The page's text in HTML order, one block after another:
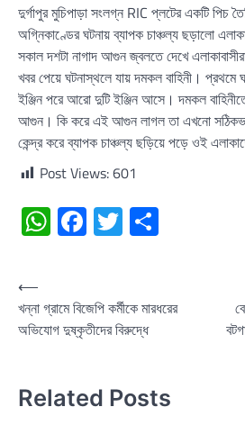
দুর্গাপুর মুচিপাড়া সংলগ্ন RIC প্লটের একটি পিচ
অগ্নিকাণ্ডের ঘটনায় ব্যাপক চাঞ্চল্য ছড়ালো
সকাল দশটা নাগাদ আগুন জ্বলতে দেখে
খবর পেয়ে ঘটনাস্থলে যায় দমকল বাহিনী।
ইঞ্জিন পরে আরো দুটি ইঞ্জিন আসে। দমকল
আগুন। কি করে এই আগুন লাগল তা এখনো
কেন্দ্র করে ব্যাপক চাঞ্চল্য ছড়িয়ে পড়ে ওই
Post Views:601
WhatsApp
Facebook
Twitter
Post
navigation
⟵
খন্না গ্রামে বিজেপি কর্মীকে মারধরের
অভিযোগ দুষ্কৃতীদের বিরুদ্ধে
Related Posts